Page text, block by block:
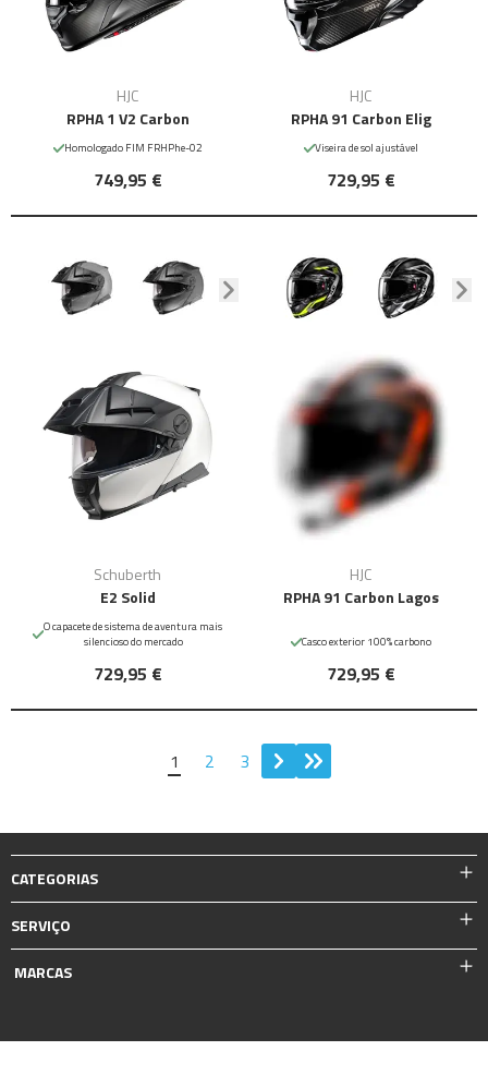
HJC
RPHA 1 V2 Carbon
Homologado FIM FRHPhe-02
749,95 €
HJC
RPHA 91 Carbon Elig
Viseira de sol ajustável
729,95 €
Schuberth
E2 Solid
O capacete de sistema de aventura mais
silencioso do mercado
729,95 €
HJC
RPHA 91 Carbon Lagos
Casco exterior 100% carbono
729,95 €
1 2 3
CATEGORIAS
SERVIÇO
MARCAS